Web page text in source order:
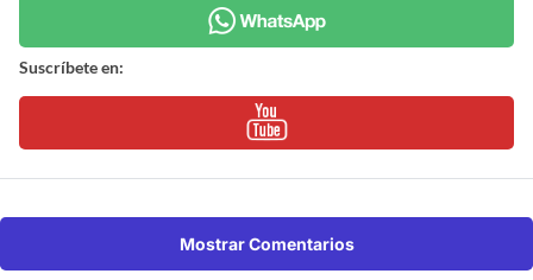
Suscríbete en:
Mostrar Comentarios